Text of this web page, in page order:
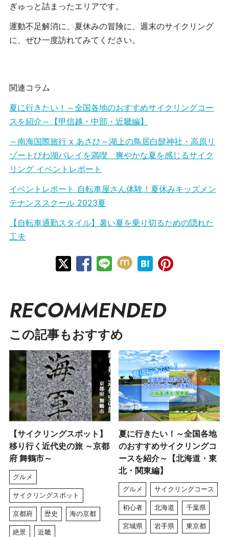
ぎゅっと詰まったエリアです。
運動不足解消に、夏休みの冒険に、週末のサイクリング
に、ぜひ一度訪れてみてください。
関連コラム
夏に行きたい！～全国各地のおすすめサイクリングコー
スを紹介～【甲信越・中部・近畿編】
～南海国際旅行 x あさひ～湖上の鳥居白髭神社・高原リ
ゾートびわ湖バレイを満喫 爽やかな夏を感じるサイク
リング イベントレポート
イベントレポート 自転車屋さん体験！夏休みキッズメン
テナンススクール 2023夏
【自転車通勤スタイル】暑い夏を乗り切るための隠れた
工夫
RECOMMENDED
この記事もおすすめ
【サイクリングスポット】
移り行く近代史の旅 ～京都
府 舞鶴市～
グルメ
サイクリングスポット
京都府 歴史 海の京都
絶景 近畿
夏に行きたい！～全国各地
のおすすめサイクリングコ
ースを紹介～【北海道・東
北・関東編】
グルメ サイクリングコース
初心者 北海道 千葉県
宮城県 岩手県 東京都